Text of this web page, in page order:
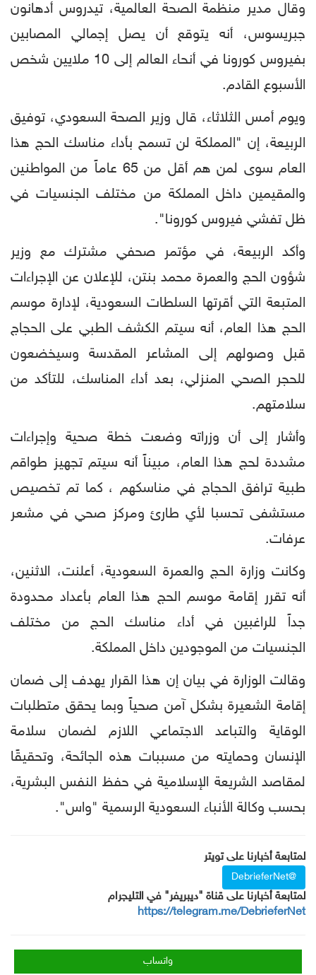
وقال مدير منظمة الصحة العالمية، تيدروس أدهانون
جبريسوس، أنه يتوقع أن يصل إجمالي المصابين
بفيروس كورونا في أنحاء العالم إلى 10 ملايين شخص
الأسبوع القادم.
ويوم أمس الثلاثاء، قال وزير الصحة السعودي، توفيق
الربيعة، إن "المملكة لن تسمح بأداء مناسك الحج هذا
العام سوى لمن هم أقل من 65 عاماً من المواطنين
والمقيمين داخل المملكة من مختلف الجنسيات في
ظل تفشي فيروس كورونا".
وأكد الربيعة، في مؤتمر صحفي مشترك مع وزير
شؤون الحج والعمرة محمد بنتن، للإعلان عن الإجراءات
المتبعة التي أقرتها السلطات السعودية، لإدارة موسم
الحج هذا العام، أنه سيتم الكشف الطبي على الحجاج
قبل وصولهم إلى المشاعر المقدسة وسيخضعون
للحجر الصحي المنزلي، بعد أداء المناسك، للتأكد من
سلامتهم.
وأشار إلى أن وزراته وضعت خطة صحية وإجراءات
مشددة لحج هذا العام، مبيناً أنه سيتم تجهيز طواقم
طبية ترافق الحجاج في مناسكهم ، كما تم تخصيص
مستشفى تحسبا لأي طارئ ومركز صحي في مشعر
عرفات.
وكانت وزارة الحج والعمرة السعودية، أعلنت، الاثنين،
أنه تقرر إقامة موسم الحج هذا العام بأعداد محدودة
جداً للراغبين في أداء مناسك الحج من مختلف
الجنسيات من الموجودين داخل المملكة.
وقالت الوزارة في بيان إن هذا القرار يهدف إلى ضمان
إقامة الشعيرة بشكل آمن صحياً وبما يحقق متطلبات
الوقاية والتباعد الاجتماعي اللازم لضمان سلامة
الإنسان وحمايته من مسببات هذه الجائحة، وتحقيقًا
لمقاصد الشريعة الإسلامية في حفظ النفس البشرية،
بحسب وكالة الأنباء السعودية الرسمية "واس".
لمتابعة أخبارنا على تويتر
@DebrieferNet
لمتابعة أخبارنا على قناة "ديبريفر" في التليجرام
https://telegram.me/DebrieferNet
واتساب